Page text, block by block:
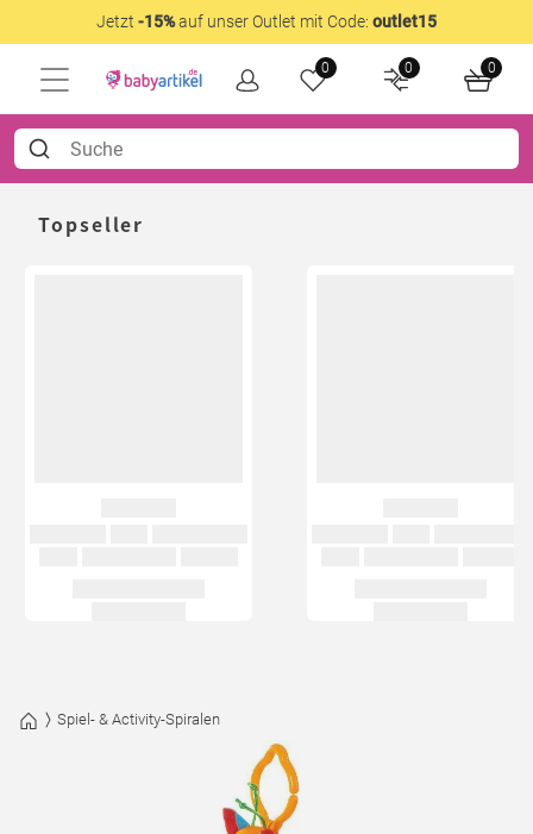
Jetzt -15%auf unser Outlet mit Code: outlet15
0 0 0
Topseller
Spiel- & Activity-Spiralen